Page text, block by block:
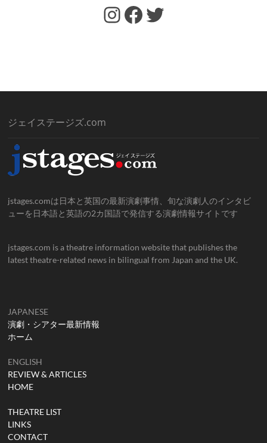
https://www.facebook.com/jstages/ Facebook Twitter
ジェイステージズ.com
jstages.comは日本と英国の最新演劇事情、旬な演劇人のインタビ
ューを日本語と英語の2カ国語で発信する演劇情報サイトです
jstages.com is a theatre information website that publishes the
latest theatre-related news in bilingual from Japan and the UK.
JAPANESE
演劇・シアター最新情報
ホーム
ENGLISH
REVIEW & ARTICLES
HOME
THEATRE LIST
LINKS
CONTACT